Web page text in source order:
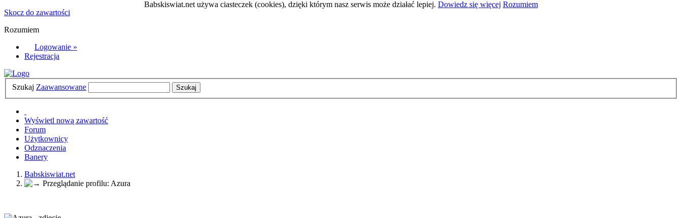
Skocz do zawartości
Babskiswiat.net używa ciasteczek (cookies), dzięki którym nasz serwis może działać lepiej. Dowiedz się więcej Rozumiem
Rozumiem
Logowanie »
Rejestracja
Szukaj Zaawansowane
Wyświetl nową zawartość
Forum
Użytkownicy
Odznaczenia
Banery
Babskiswiat.net
Przeglądanie profilu: Azura